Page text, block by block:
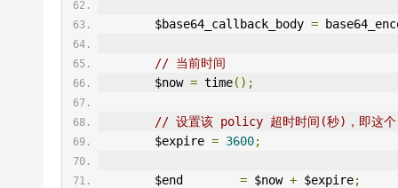
        $base64_callback_body
=
// 当前时间
        $now
= time();
// 设置该 policy 超时时间(秒)，即这个
        $expire
= 3600;
        $end
= $now + $expire;